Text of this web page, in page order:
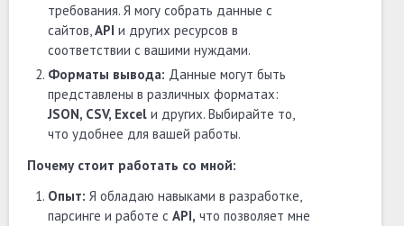
требования. Я могу собрать данные с
сайтов, API и других ресурсов в
соответствии с вашими нуждами.
Форматы вывода: Данные могут быть
представлены в различных форматах:
JSON, CSV, Excelи других. Выбирайте то,
что удобнее для вашей работы.
Почему стоит работать со мной:
Опыт: Я обладаю навыками в разработке,
парсинге и работе с API, что позволяет мне